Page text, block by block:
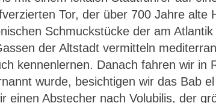
Tor, der über 700 Jahre alte
Schmuckstücke der am
der Altstadt vermitteln
kennenlernen. Danach fahren wir
wurde, besichtigen wir das Bab
einen Abstecher nach Volubilis, der